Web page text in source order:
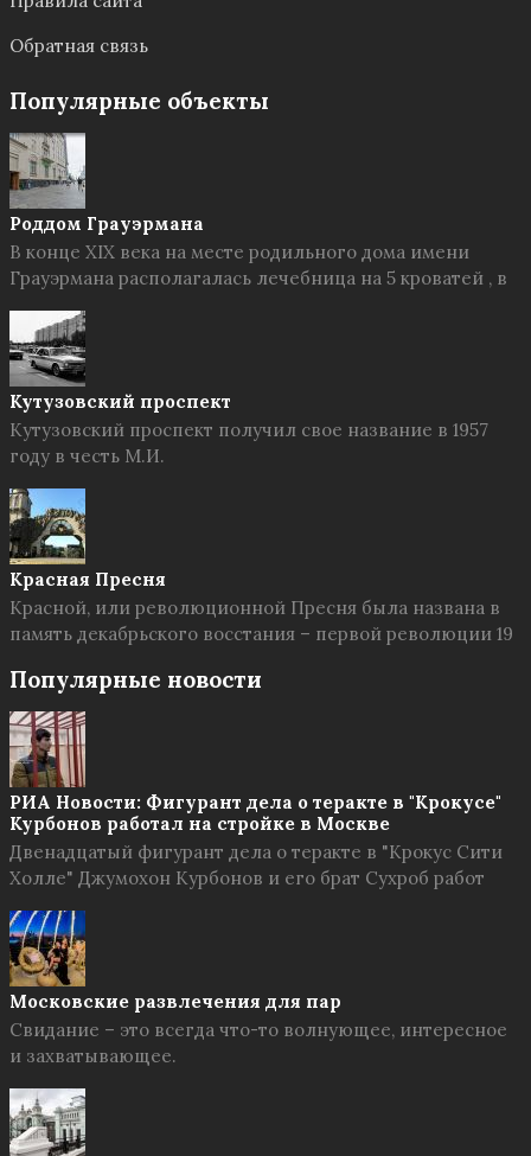
Обратная связь
Популярные объекты
Роддом Грауэрмана
В конце XIX века на месте родильного дома имени
Грауэрмана располагалась лечебница на 5 кроватей , в
Кутузовский проспект
Кутузовский проспект получил свое название в 1957
году в честь М.И.
Красная Пресня
Красной, или революционной Пресня была названа в
память декабрьского восстания – первой революции 19
Популярные новости
РИА Новости: Фигурант дела о теракте в "Крокусе"
Курбонов работал на стройке в Москве
Двенадцатый фигурант дела о теракте в "Крокус Сити
Холле" Джумохон Курбонов и его брат Сухроб работ
Московские развлечения для пар
Свидание – это всегда что-то волнующее, интересное
и захватывающее.